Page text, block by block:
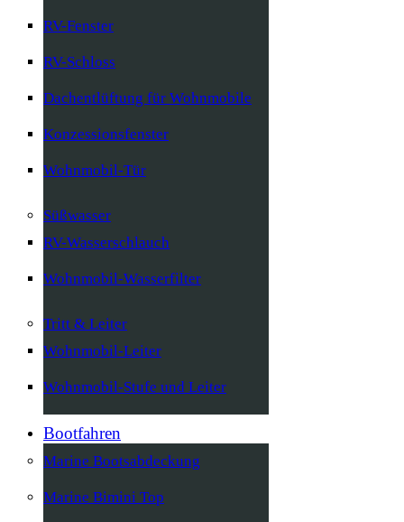
RV-Fenster
RV-Schloss
Dachentlüftung für Wohnmobile
Konzessionsfenster
Wohnmobil-Tür
Süßwasser
RV-Wasserschlauch
Wohnmobil-Wasserfilter
Tritt & Leiter
Wohnmobil-Leiter
Wohnmobil-Stufe und Leiter
Bootfahren
Marine Bootsabdeckung
Marine Bimini Top